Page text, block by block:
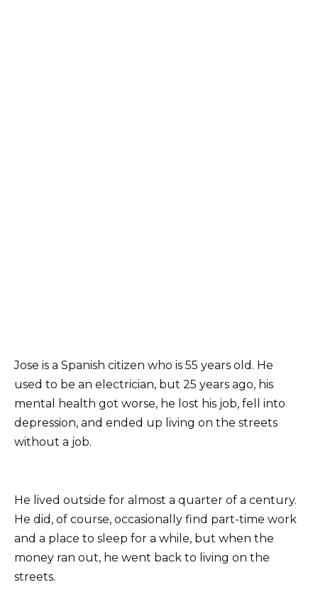
Jose is a Spanish citizen who is 55 years old. He
used to be an electrician, but 25 years ago, his
mental health got worse, he lost his job, fell into
depression, and ended up living on the streets
without a job.
He lived outside for almost a quarter of a century.
He did, of course, occasionally find part-time work
and a place to sleep for a while, but when the
money ran out, he went back to living on the
streets.